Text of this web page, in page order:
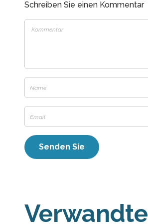
Schreiben Sie einen Kommentar
Verwandte